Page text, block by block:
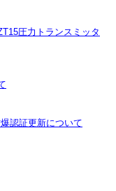
圧力トランスミッタ
認証更新について